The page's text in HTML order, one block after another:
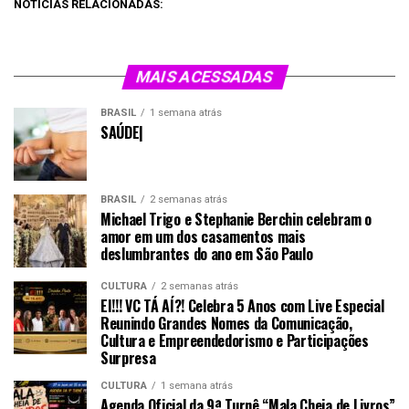
NOTÍCIAS RELACIONADAS:
MAIS ACESSADAS
BRASIL 1 semana atrás
SAÚDE|
BRASIL 2 semanas atrás
Michael Trigo e Stephanie Berchin celebram o
amor em um dos casamentos mais
deslumbrantes do ano em São Paulo
CULTURA 2 semanas atrás
EI!!! VC TÁ AÍ?! Celebra 5 Anos com Live Especial
Reunindo Grandes Nomes da Comunicação,
Cultura e Empreendedorismo e Participações
Surpresa
CULTURA 1 semana atrás